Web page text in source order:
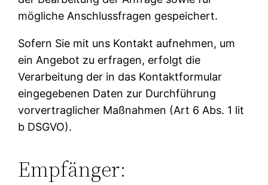
mögliche Anschlussfragen gespeichert.
Sofern Sie mit uns Kontakt aufnehmen, um
ein Angebot zu erfragen, erfolgt die
Verarbeitung der in das Kontaktformular
eingegebenen Daten zur Durchführung
vorvertraglicher Maßnahmen (Art 6 Abs. 1 lit
b DSGVO).
Empfänger: